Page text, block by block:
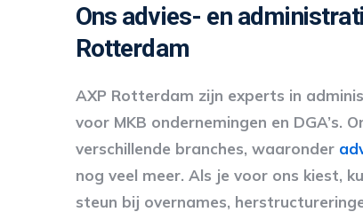
Ons advies- en
Rotterdam
AXP Rotterdam zijn experts in
voor MKB ondernemingen en DGA’s.
verschillende branches, waaronder
nog veel meer. Als je voor ons kiest,
steun bij overnames,